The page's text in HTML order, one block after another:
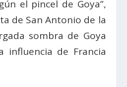
el pincel de Goya”,
de San Antonio de la
sombra de Goya
influencia de Francia